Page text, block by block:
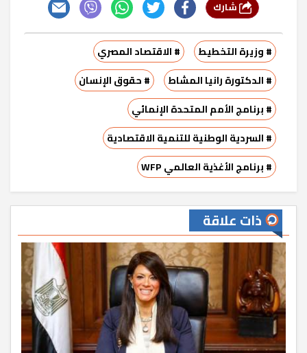
# وزيرة التخطيط
# الاقتصاد المصري
# الدكتورة رانيا المشاط
# حقوق الإنسان
# برنامج الأمم المتحدة الإنمائي
# السردية الوطنية للتنمية الاقتصادية
# برنامج الأغذية العالمي WFP
ذات علاقة